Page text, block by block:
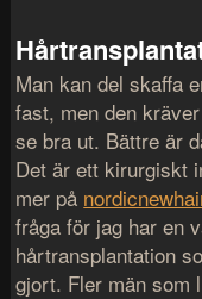
Man kan del skaffa
fast, men den
se bra ut. Bättre är
Det är ett kirurgiskt
mer på
fråga för jag har en
hårtransplantation
gjort. Fler män som